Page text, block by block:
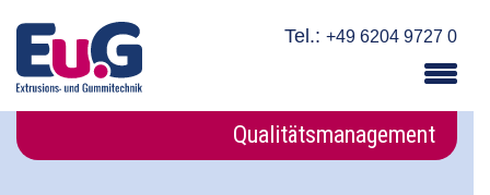
Tel.: +49 6204 9727 0
Qualitätsmanagement